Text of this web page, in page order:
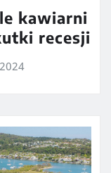
kawiarni
recesji